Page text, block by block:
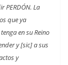
PERDÓN. La
que ya
en su Reino
y [sic] a sus
y